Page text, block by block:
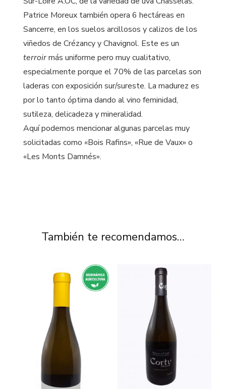
Patrice Moreux también opera 6 hectáreas en
Sancerre, en los suelos arcillosos y calizos de los
viñedos de Crézancy y Chavignol. Este es un
terroirmás uniforme pero muy cualitativo,
especialmente porque el 70% de las parcelas son
laderas con exposición sur/sureste. La madurez es
por lo tanto óptima dando al vino feminidad,
sutileza, delicadeza y mineralidad.
Aquí podemos mencionar algunas parcelas muy
solicitadas como «Bois Rafins», «Rue de Vaux» o
«Les Monts Damnés».
También te recomendamos…